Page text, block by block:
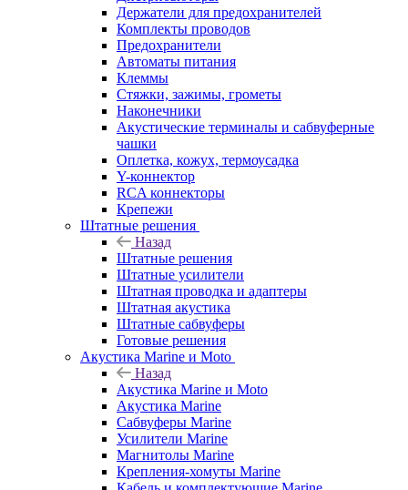
Держатели для предохранителей
Комплекты проводов
Предохранители
Автоматы питания
Клеммы
Стяжки, зажимы, грометы
Наконечники
Акустические терминалы и сабвуферные
чашки
Оплетка, кожух, термоусадка
Y-коннектор
RCA коннекторы
Крепежи
Штатные решения
Назад
Штатные решения
Штатные усилители
Штатная проводка и адаптеры
Штатная акустика
Штатные сабвуферы
Готовые решения
Акустика Marine и Moto
Назад
Акустика Marine и Moto
Акустика Marine
Сабвуферы Marine
Усилители Marine
Магнитолы Marine
Крепления-хомуты Marine